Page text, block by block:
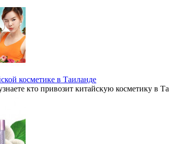
косметике в Таиланде
кто привозит китайскую косметику